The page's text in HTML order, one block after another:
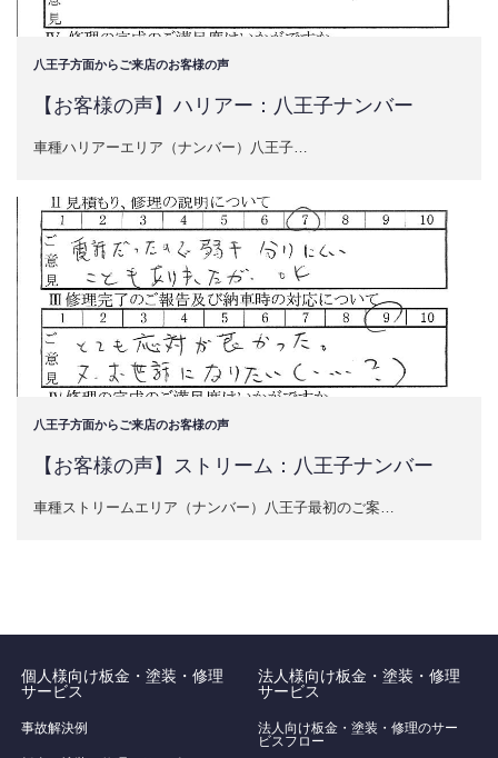
八王子方面からご来店のお客様の声
【お客様の声】ハリアー：八王子ナンバー
車種ハリアーエリア（ナンバー）八王子…
八王子方面からご来店のお客様の声
【お客様の声】ストリーム：八王子ナンバー
車種ストリームエリア（ナンバー）八王子最初のご案…
個人様向け板金・塗装・修理
サービス
事故解決例
法人様向け板金・塗装・修理
サービス
法人向け板金・塗装・修理のサー
ビスフロー